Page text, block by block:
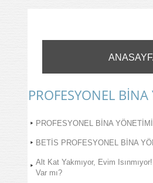
PROFESYONEL
PROFESYONEL BİNA YÖNETİMİ
BETİS PROFESYONEL BİNA
Alt Kat Yakmıyor, Evim
Var mı?